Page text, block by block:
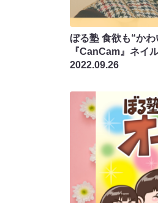
ぼる塾 食欲も“か
『CanCam』ネイ
2022.09.26